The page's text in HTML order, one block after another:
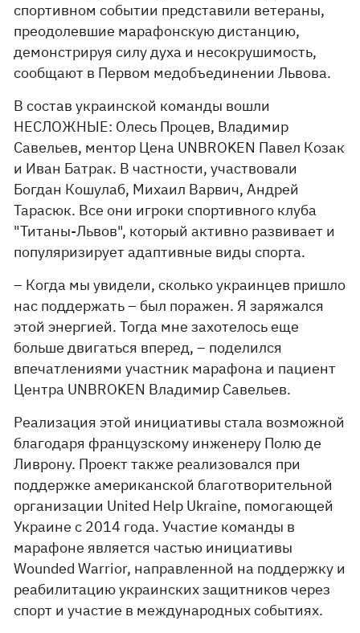
спортивном событии представили ветераны,
преодолевшие марафонскую дистанцию,
демонстрируя силу духа и несокрушимость,
сообщают в Первом медобъединении Львова.
В состав украинской команды вошли
НЕСЛОЖНЫЕ: Олесь Процев, Владимир
Савельев, ментор Цена UNBROKEN Павел Козак
и Иван Батрак. В частности, участвовали
Богдан Кошулаб, Михаил Варвич, Андрей
Тарасюк. Все они игроки спортивного клуба
"Титаны-Львов", который активно развивает и
популяризирует адаптивные виды спорта.
– Когда мы увидели, сколько украинцев пришло
нас поддержать – был поражен. Я заряжался
этой энергией. Тогда мне захотелось еще
больше двигаться вперед, – поделился
впечатлениями участник марафона и пациент
Центра UNBROKEN Владимир Савельев.
Реализация этой инициативы стала возможной
благодаря французскому инженеру Полю де
Ливрону. Проект также реализовался при
поддержке американской благотворительной
организации United Help Ukraine, помогающей
Украине с 2014 года. Участие команды в
марафоне является частью инициативы
Wounded Warrior, направленной на поддержку и
реабилитацию украинских защитников через
спорт и участие в международных событиях.